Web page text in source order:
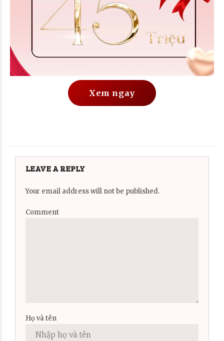
Xem ngay
LEAVE A REPLY
Your email address will not be published.
Comment
Họ và tên